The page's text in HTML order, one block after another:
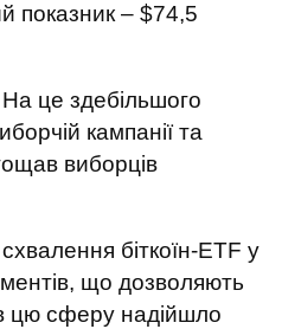
показник – $74,5
це здебільшого
кампанії та
виборців
біткоїн-ETF у
що дозволяють
в цю сферу надійшло